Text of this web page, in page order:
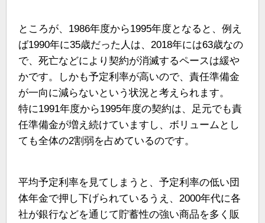
ところが、1986年度から1995年度となると、例え
ば1990年に35歳だった人は、2018年には63歳なの
で、死亡などにより契約が消滅するペースは緩や
かです。しかも予定利率が高いので、責任準備金
が一向に減らないという状況と考えられます。
特に1991年度から1995年度の契約は、足元でも責
任準備金が増え続けていますし、ボリュームとし
ても全体の2割弱を占めているのです。
平均予定利率を見てしまうと、予定利率の低い団
体年金で押し下げられているうえ、2000年代に各
社が銀行などを通じて貯蓄性の強い商品を多く販